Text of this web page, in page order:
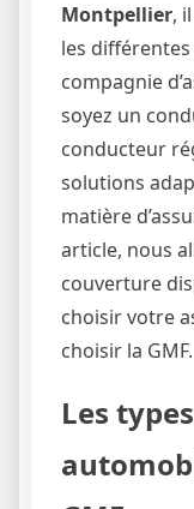
Montpellier,
les
compagnie
soyez un
conducteur
solutions
matière
article, nous
couverture
choisir votre
choisir la GMF.
Les